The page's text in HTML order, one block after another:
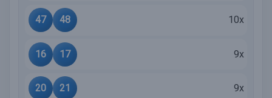
47 48 10x
16 17 9x
20 21 9x